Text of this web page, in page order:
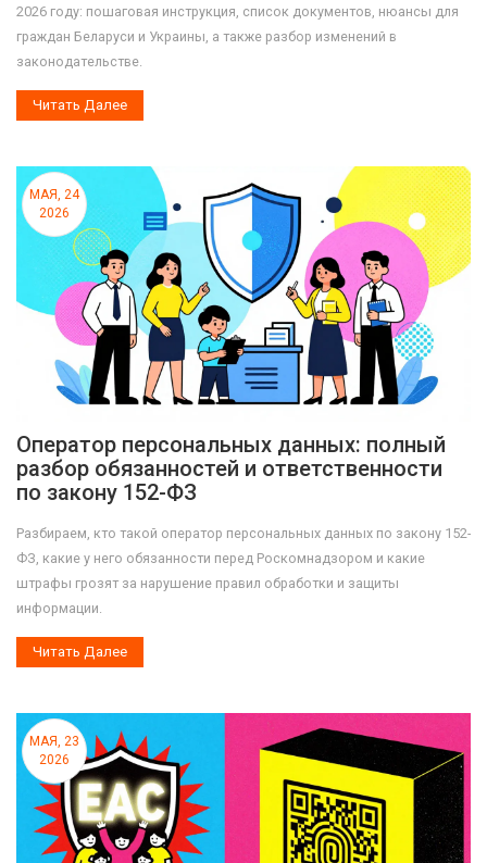
2026 году: пошаговая инструкция, список документов, нюансы для
граждан Беларуси и Украины, а также разбор изменений в
законодательстве.
Читать Далее
МАЯ, 24
2026
Оператор персональных данных: полный
разбор обязанностей и ответственности
по закону 152-ФЗ
Разбираем, кто такой оператор персональных данных по закону 152-
ФЗ, какие у него обязанности перед Роскомнадзором и какие
штрафы грозят за нарушение правил обработки и защиты
информации.
Читать Далее
МАЯ, 23
2026